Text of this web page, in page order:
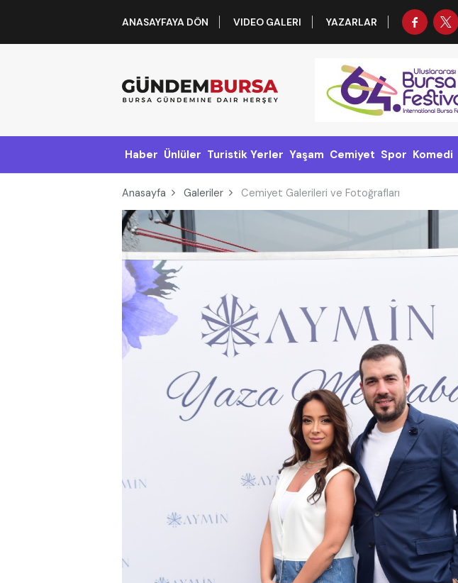
ANASAYFAYA DÖN VIDEO GALERI YAZARLAR
Haber Ünlüler Turistik Yerler Yaşam Cemiyet Spor Komedi
Anasayfa Galeriler Cemiyet Galerileri ve Fotoğrafları